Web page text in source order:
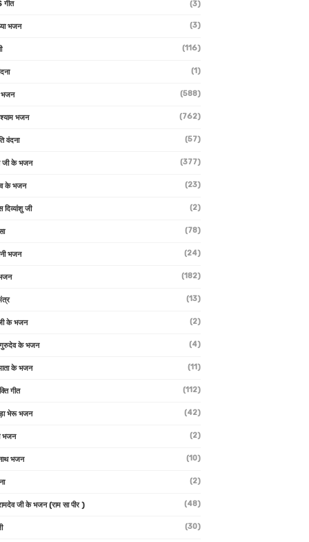
गीत (3)
भजन (3)
(116)
(1)
भजन (588)
भजन (762)
वंदना (57)
जी के भजन (377)
के भजन (23)
दिव्यांशु जी (2)
(78)
भजन (24)
(182)
(13)
के भजन (2)
गुरुदेव के भजन (4)
माता के भजन (11)
गीत (112)
भेरू भजन (42)
भजन (2)
भजन (10)
(2)
रामदेव जी के भजन (राम सा पीर ) (48)
(30)